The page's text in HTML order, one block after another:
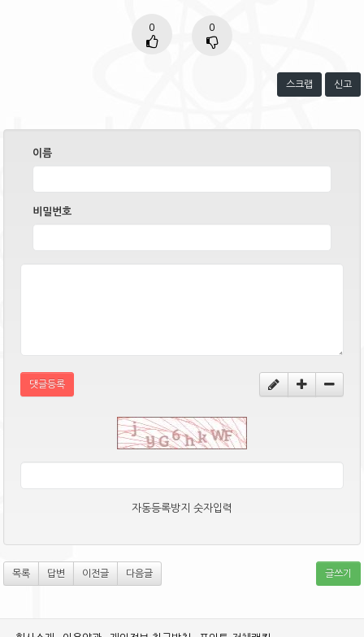
0 0
스크랩 신고
이름
비밀번호
댓글등록
자동등록방지 숫자입력
목록 답변 이전글 다음글 글쓰기